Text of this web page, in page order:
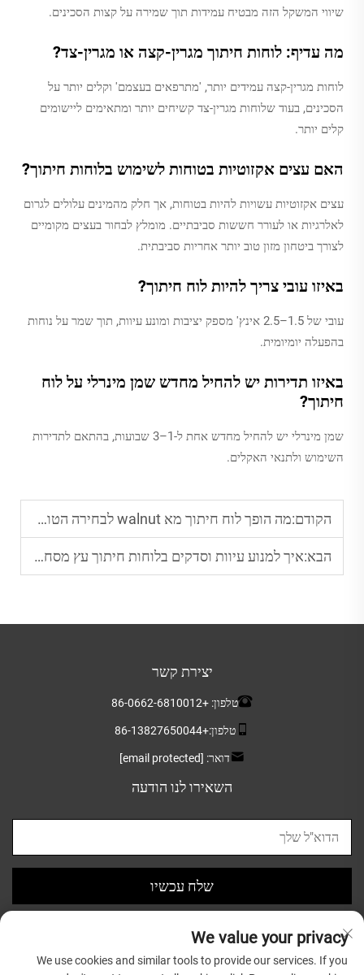
שיווי המשקל הזה מבטיח עמידות תוך שמירה על קצות הסכינים.
מה עדיף: לוחות חיתוך מגרין-קצה או מגרין-צד?
לוחות מגרין-קצה עמידים יותר, 'מתרפאים בעצמם' וקלים יותר על
הסכינים, בעוד שלוחות מגרין-צד קשיחים יותר ומתאימים ליישומים
קלים יותר.
האם עצים אקזוטיות בטוחות לשימוש בלוחות חיתוך?
עצים אקזוטיות עשויות להיות בטוחות, אך חלק מהמינים עלולים לגרום
לאלרגיות או לעורר חששות סביבתיים. מומלץ לבחור בעצים מקומיים
לצורך ביטחון מזון טוב יותר אחריות סביבתית.
באיזו עובי צריך להיות לוח חיתוך?
עובי של 1.5–2.5 אינץ' מספק יציבות ומונע עיוות, תוך שמר על נוחות
בהפעלה יומיומית.
באיזו תדירות יש להחיל מחדש שמן מינרלי על לוח
חיתוך?
שמן מינרלי יש להחיל מחדש אחת ל-1–3 שבועות, בהתאם לתדירות
השימוש ולתנאי האקלים.
הקודם:מה הופך לוח חיתוך מא walnut לבחירה הטובה ביותר לשפים
הבא:איך למנוע עיוות וסדקים בלוחות חיתוך עץ מסחריים
יצירת קשר
טלפון: +86-0662-6810012
טלפון:+86-13827650044
דואר: [email protected]
השאירו לנו הודעה
שלח עכשיו
We value your privacy
We use cookies and similar tools to provide our services. If you